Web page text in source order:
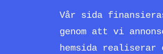
Vår sida
genom att vi
hemsida realiserar